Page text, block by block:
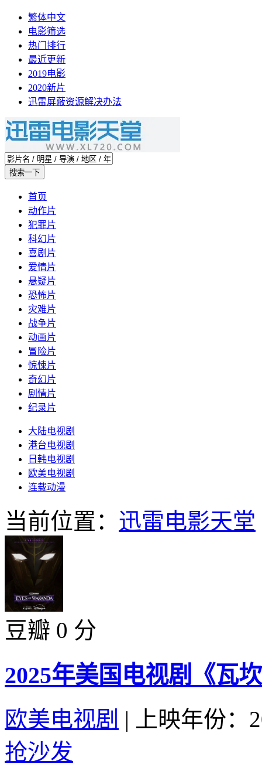
繁体中文
电影筛选
热门排行
最近更新
2019电影
2020新片
迅雷屏蔽资源解决办法
首页
动作片
犯罪片
科幻片
喜剧片
爱情片
悬疑片
恐怖片
灾难片
战争片
动画片
冒险片
惊悚片
奇幻片
剧情片
纪录片
大陆电视剧
港台电视剧
日韩电视剧
欧美电视剧
连载动漫
当前位置： 迅雷电影天堂
豆瓣 0 分
2025年美国电视剧《瓦
欧美电视剧 |
上映年份：
抢沙发